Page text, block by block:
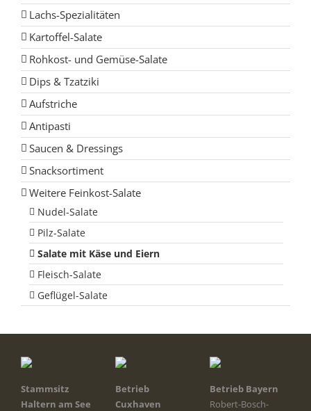
Lachs-Spezialitäten
Kartoffel-Salate
Rohkost- und Gemüse-Salate
Dips & Tzatziki
Aufstriche
Antipasti
Saucen & Dressings
Snacksortiment
Weitere Feinkost-Salate
Nudel-Salate
Pilz-Salate
Salate mit Käse und Eiern
Fleisch-Salate
Geflügel-Salate
Stammsitz
Haltern am See
Betrieb
Cuxhaven
Betrieb Bayern
Robert-Bosch-